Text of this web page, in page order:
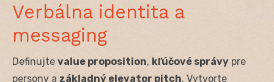
Verbálna identita a
messaging
Definujte value proposition, kľúčové správy pre
persony a základný elevator pitch. Vytvorte